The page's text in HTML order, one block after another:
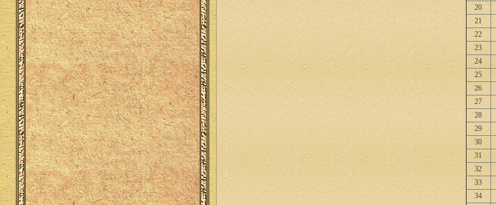
20
21
22
23
24
25
26
27
28
29
30
31
32
33
34